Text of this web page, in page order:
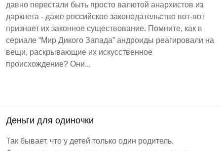
давно перестали быть просто валютой анархистов из
даркнета - даже российское законодательство вот-вот
признает их законное существование. Помните, как в
сериале “Мир Дикого Запада” андроиды реагировали на
вещи, раскрывающие их искусственное
происхождение? Они...
Деньги для одиночки
Так бывает, что у детей только один родитель.